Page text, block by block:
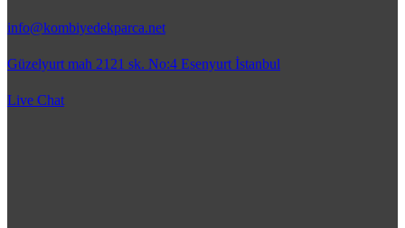
info@kombiyedekparca.net
Güzelyurt mah 2121 sk. No:4 Esenyurt İstanbul
Live Chat